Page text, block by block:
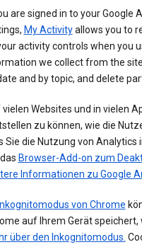
are signed in to your Google
My Activityallows you to
activity controls when you
we collect from the
and by topic, and delete
Websites und in vielen
zu können, wie die
Sie die Nutzung von
Browser-Add-on zum
Informationen zu Google
Inkognitomodus von Chrome
auf Ihrem Gerät speichert,
über den Inkognitomodus.